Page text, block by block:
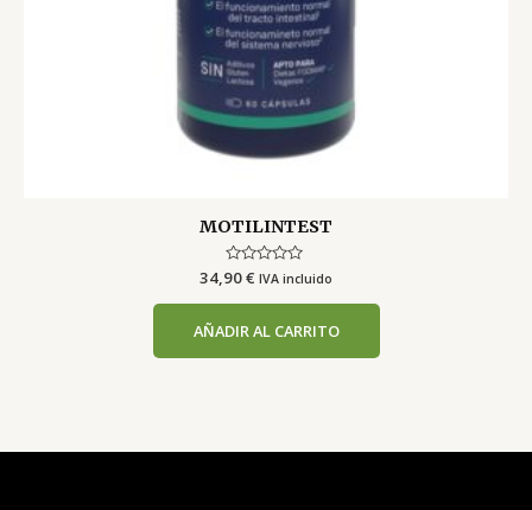
MOTILINTEST
Valorado
con
0
5
34,90€ IVA incluido
AÑADIR AL CARRITO